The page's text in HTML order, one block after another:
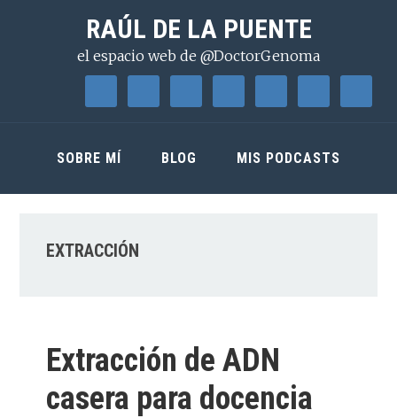
contenido
RAÚL DE LA PUENTE
el espacio web de @DoctorGenoma
SOBRE MÍ BLOG MIS PODCASTS
EXTRACCIÓN
Extracción de ADN
casera para docencia